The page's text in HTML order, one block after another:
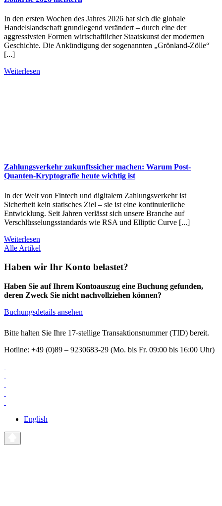
In den ersten Wochen des Jahres 2026 hat sich die globale
Handelslandschaft grundlegend verändert – durch eine der
aggressivsten Formen wirtschaftlicher Staatskunst der modernen
Geschichte. Die Ankündigung der sogenannten „Grönland-Zölle“
[...]
Weiterlesen
Zahlungsverkehr zukunftssicher machen: Warum Post-
Quanten-Kryptografie heute wichtig ist
In der Welt von Fintech und digitalem Zahlungsverkehr ist
Sicherheit kein statisches Ziel – sie ist eine kontinuierliche
Entwicklung. Seit Jahren verlässt sich unsere Branche auf
Verschlüsselungsstandards wie RSA und Elliptic Curve [...]
Weiterlesen
Alle Artikel
Haben wir Ihr Konto belastet?
Haben Sie auf Ihrem Kontoauszug eine Buchung gefunden,
deren Zweck Sie nicht nachvollziehen können?
Buchungsdetails ansehen
Bitte halten Sie Ihre 17-stellige Transaktionsnummer (TID) bereit.
Hotline: +49 (0)89 – 9230683-29 (Mo. bis Fr. 09:00 bis 16:00 Uhr)
English